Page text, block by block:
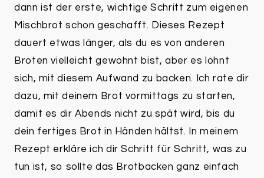
dann ist der erste, wichtige Schritt zum eigenen
Mischbrot schon geschafft. Dieses Rezept
dauert etwas länger, als du es von anderen
Broten vielleicht gewohnt bist, aber es lohnt
sich, mit diesem Aufwand zu backen. Ich rate dir
dazu, mit deinem Brot vormittags zu starten,
damit es dir Abends nicht zu spät wird, bis du
dein fertiges Brot in Händen hältst. In meinem
Rezept erkläre ich dir Schritt für Schritt, was zu
tun ist, so sollte das Brotbacken ganz einfach